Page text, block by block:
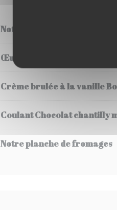
Notre dessert du jour
Œuf à la neige aux pralines
Crème brulée à la vanille
Coulant Chocolat chantilly
Notre planche de fromages